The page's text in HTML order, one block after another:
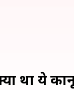
था ये